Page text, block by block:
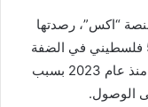
“اكس”، رصدتها
وكالة الأنباء اليمنية (سبأ)، أن أكثر من 5900 فلسطيني في الضفة
الغربية المحتلة، نزحوا من 118 تجمعاً سكنياً منذ عام 2023 بسبب
الوصول.